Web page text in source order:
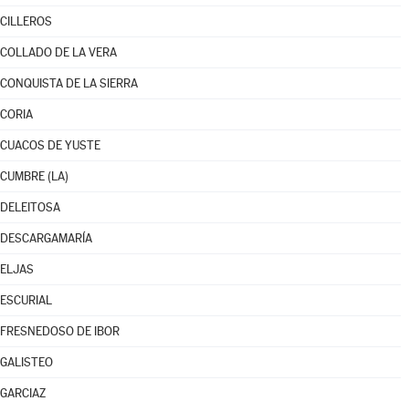
CILLEROS
COLLADO DE LA VERA
CONQUISTA DE LA SIERRA
CORIA
CUACOS DE YUSTE
CUMBRE (LA)
DELEITOSA
DESCARGAMARÍA
ELJAS
ESCURIAL
FRESNEDOSO DE IBOR
GALISTEO
GARCIAZ